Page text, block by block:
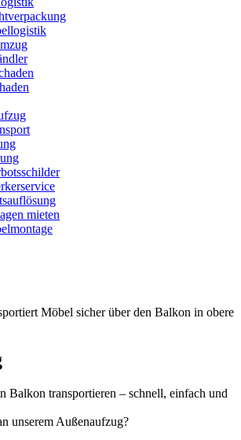
mieten
Balkon transportieren – schnell, einfach und
unserem Außenaufzug?